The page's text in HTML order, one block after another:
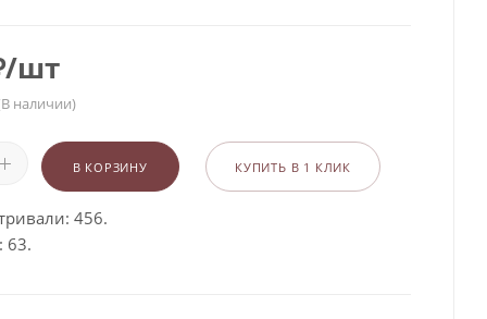
/шт
наличии)
В КОРЗИНУ КУПИТЬ В 1 КЛИК
456.
63.